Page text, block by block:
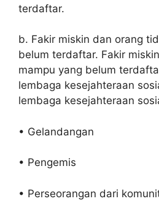
terdaftar.
b. Fakir miskin dan orang
belum terdaftar. Fakir
mampu yang belum
lembaga kesejahteraan
lembaga kesejahteraan
• Gelandangan
• Pengemis
• Perseorangan dari